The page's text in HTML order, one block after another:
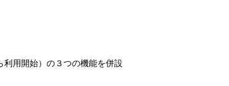
用開始）の３つの機能を併設